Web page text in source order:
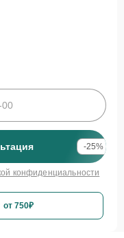
-25%
конфиденциальности
от 750₽